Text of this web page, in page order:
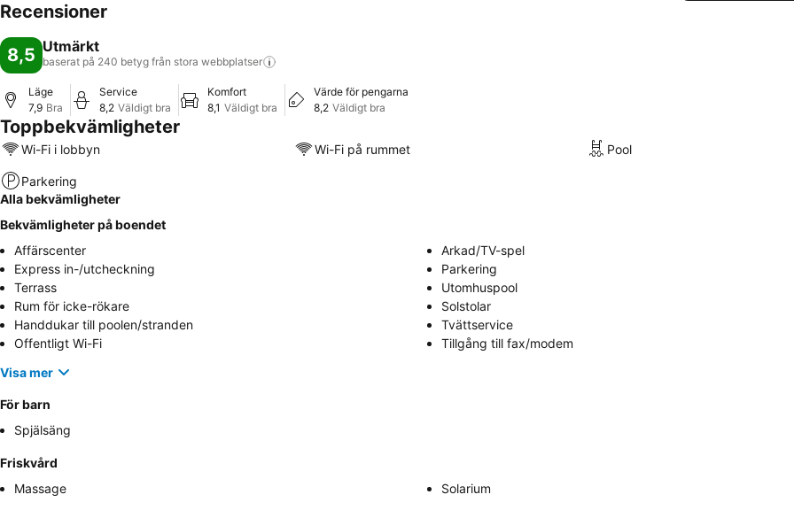
Recensioner
8,5 Utmärkt
baserat på 240 betyg från stora webbplatser
Läge
7,9 Bra
Service
8,2 Väldigt bra
Komfort
8,1 Väldigt bra
Värde för pengarna
8,2 Väldigt bra
Toppbekvämligheter
Wi-Fi i lobbyn Wi-Fi på rummet Pool
Parkering
Alla bekvämligheter
Bekvämligheter på boendet
Affärscenter
Arkad/TV-spel
Express in-/utcheckning
Parkering
Terrass
Utomhuspool
Rum för icke-rökare
Solstolar
Handdukar till poolen/stranden
Tvättservice
Offentligt Wi-Fi
Tillgång till fax/modem
Visa mer
För barn
Spjälsäng
Friskvård
Massage
Solarium